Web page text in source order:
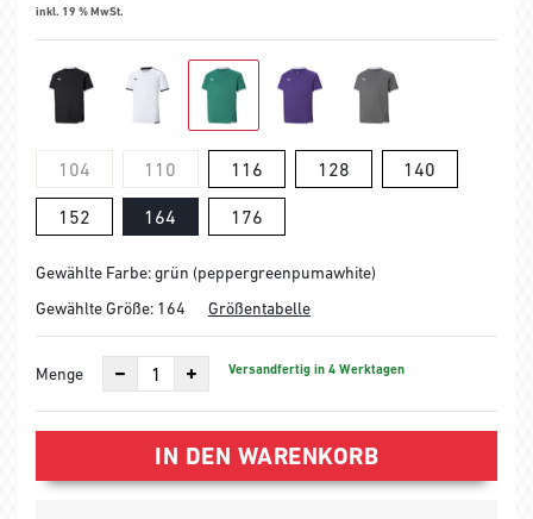
inkl. 19 % MwSt.
104 110 116 128 140
152 164 176
Gewählte Farbe: grün (peppergreenpumawhite)
Gewählte Größe: 164 Größentabelle
Menge Versandfertig in 4 Werktagen
IN DEN WARENKORB